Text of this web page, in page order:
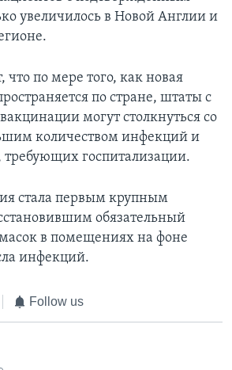
увеличилось в Новой Англии и
что по мере того, как новая
по стране, штаты с
могут столкнуться со
количеством инфекций и
требующих госпитализации.
стала первым крупным
обязательный
в помещениях на фоне
инфекций.
Follow us